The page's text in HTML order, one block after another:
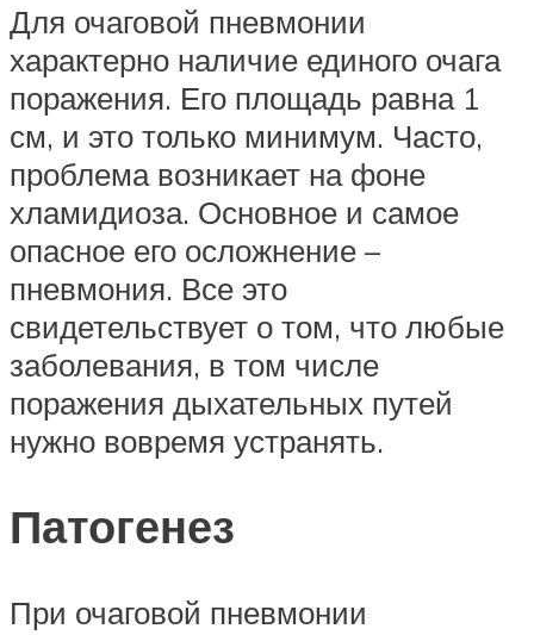
Для очаговой пневмонии
характерно наличие единого очага
поражения. Его площадь равна 1
см, и это только минимум. Часто,
проблема возникает на фоне
хламидиоза. Основное и самое
опасное его осложнение –
пневмония. Все это
свидетельствует о том, что любые
заболевания, в том числе
поражения дыхательных путей
нужно вовремя устранять.
Патогенез
При очаговой пневмонии